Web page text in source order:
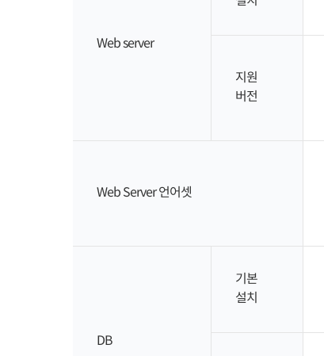
Web server
지원
버전
Web Server 언어셋
DB
기본
설치